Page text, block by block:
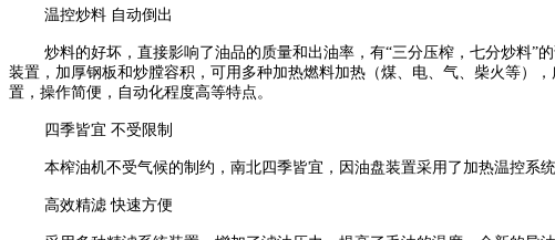
温控炒料 自动倒出
炒料的好坏，直接影响了油品的质量和出油率，有“三分压榨，七分炒料
装置，加厚钢板和炒膛容积，可用多种加热燃料加热（煤、电、气、柴火等）
置，操作简便，自动化程度高等特点。
四季皆宜 不受限制
本榨油机不受气候的制约，南北四季皆宜，因油盘装置采用了加热温控系
高效精滤 快速方便